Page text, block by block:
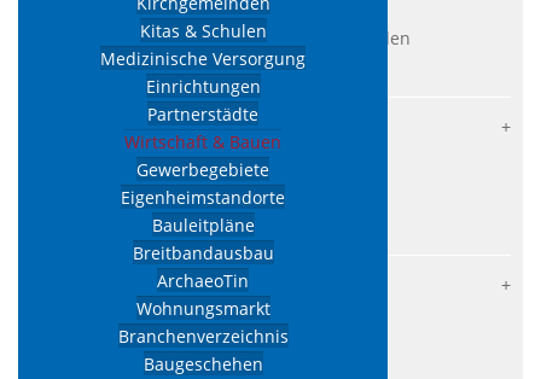
Kitas & Schulen
Medizinische Versorgung
Einrichtungen
Partnerstädte
Wirtschaft & Bauen
Gewerbegebiete
Eigenheimstandorte
Bauleitpläne
Breitbandausbau
ArchaeoTin
Wohnungsmarkt
Branchenverzeichnis
Baugeschehen
Schäden bzw. Verunreinigungen melden
Wappen/Signet anfordern
Lokalnachrichten
Verkehrsraumeinschränkungen
Stellenausschreibungen
Kommunalpolitik
Stadtrat
Sitzungstermine